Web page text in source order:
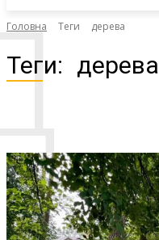
Головна Теги дерева
Теги: дерева